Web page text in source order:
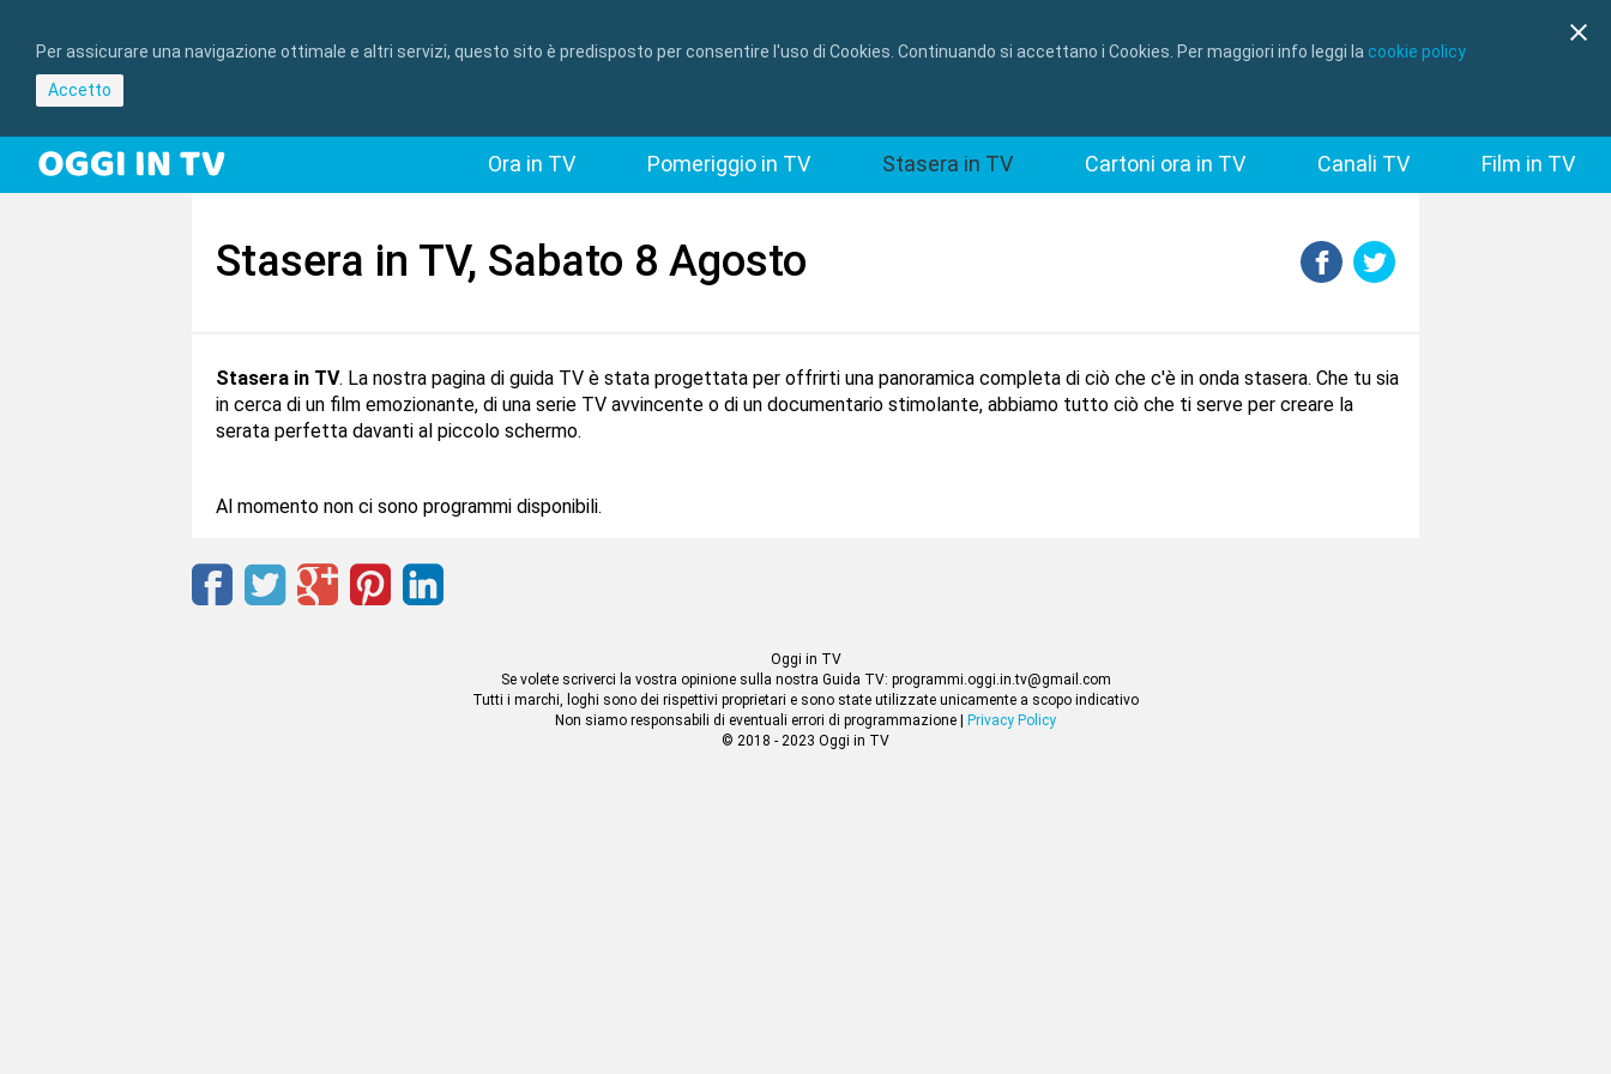
Per assicurare una navigazione ottimale e altri servizi, questo sito è predisposto per consentire l'uso di Cookies. Continuando si accettano i Cookies. Per maggiori info leggi la cookie policy
Accetto
Ora in TV Pomeriggio in TV Stasera in TV Cartoni ora in TV Canali TV Film in TV
Stasera in TV, Sabato 8 Agosto
Stasera in TV. La nostra pagina di guida TV è stata progettata per offrirti una panoramica completa di ciò che c'è in onda stasera. Che tu sia
in cerca di un film emozionante, di una serie TV avvincente o di un documentario stimolante, abbiamo tutto ciò che ti serve per creare la
serata perfetta davanti al piccolo schermo.
Al momento non ci sono programmi disponibili.
Oggi in TV
Se volete scriverci la vostra opinione sulla nostra Guida TV: programmi.oggi.in.tv@gmail.com
Tutti i marchi, loghi sono dei rispettivi proprietari e sono state utilizzate unicamente a scopo indicativo
Non siamo responsabili di eventuali errori di programmazione |
Privacy Policy
© 2018 - 2023 Oggi in TV